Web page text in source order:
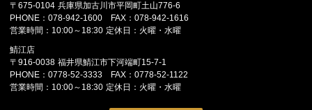
〒675-0104 兵庫県加古川市平岡町土山776-6
PHONE：078-942-1600 FAX：078-942-1616
営業時間：10:00～18:30 定休日：火曜・水曜
鯖江店
〒916-0038 福井県鯖江市下河端町15-7-1
PHONE：0778-52-3333 FAX：0778-52-1122
営業時間：10:00～18:30 定休日：火曜・水曜